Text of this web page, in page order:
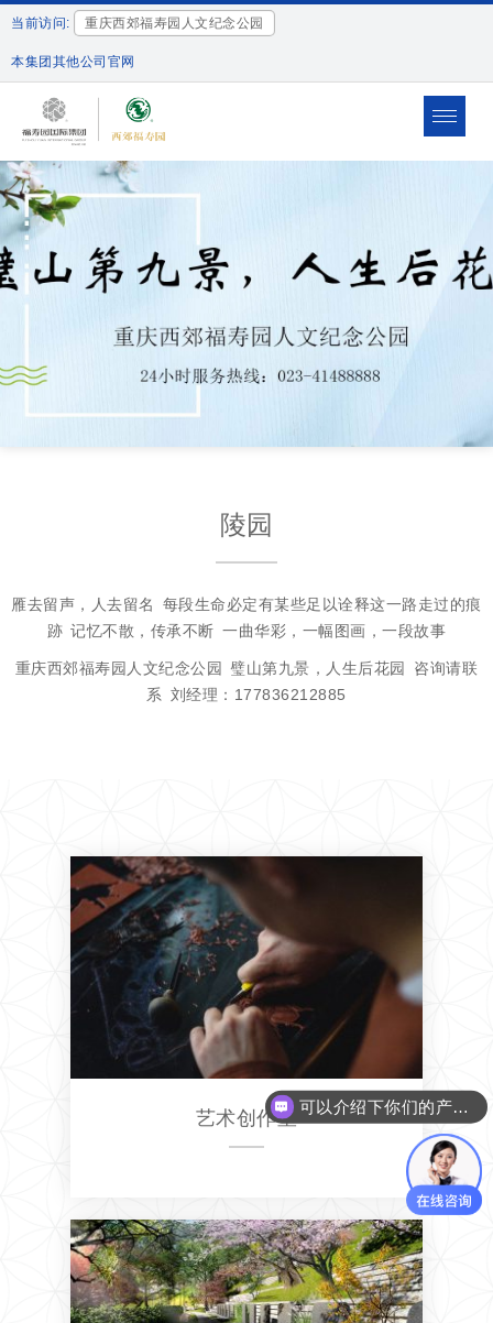
当前访问: 重庆西郊福寿园人文纪念公园
本集团其他公司官网
Toggle
陵园
雁去留声，人去留名
每段生命必定有某些足以诠释这一路走过的痕
跡 记忆不散，传承不断 一曲华彩，一幅图画，一段故事
重庆西郊福寿园人文纪念公园 璧山第九景，人生后花园
咨询请联
系 刘经理：177836212885
艺术创作室
可以介绍下你们的产品么